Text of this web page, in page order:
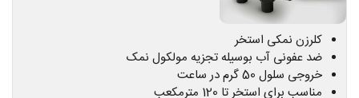
کلرزن نمکی استخر
ضد عفونی آب بوسیله تجزیه مولکول نمک
خروجی سلول 50 گرم در ساعت
مناسب برای استخر تا 120 مترمکعب